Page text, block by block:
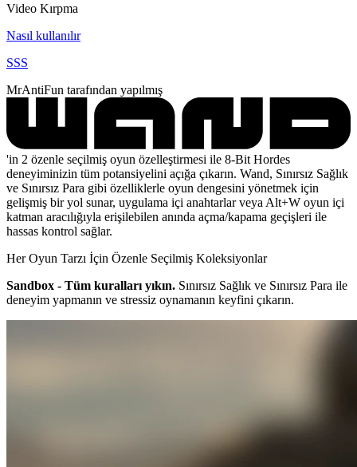
Video Kırpma
Nasıl kullanılır
SSS
MrAntiFun tarafından yapılmış
'in 2 özenle seçilmiş oyun özelleştirmesi ile 8-Bit Hordes
deneyiminizin tüm potansiyelini açığa çıkarın. Wand, Sınırsız Sağlık
ve Sınırsız Para gibi özelliklerle oyun dengesini yönetmek için
gelişmiş bir yol sunar, uygulama içi anahtarlar veya Alt+W oyun içi
katman aracılığıyla erişilebilen anında açma/kapama geçişleri ile
hassas kontrol sağlar.
Her Oyun Tarzı İçin Özenle Seçilmiş Koleksiyonlar
Sandbox - Tüm kuralları yıkın. Sınırsız Sağlık ve Sınırsız Para ile
deneyim yapmanın ve stressiz oynamanın keyfini çıkarın.